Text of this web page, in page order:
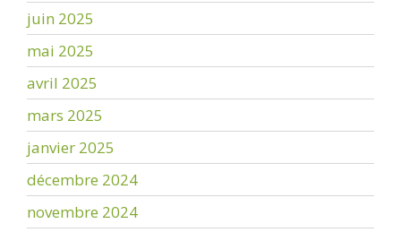
juin 2025
mai 2025
avril 2025
mars 2025
janvier 2025
décembre 2024
novembre 2024